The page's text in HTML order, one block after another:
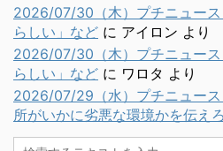
2026/07/30（木）プチニュース
らしい」など に アイロン より
2026/07/30（木）プチニュース
らしい」など に ワロタ より
2026/07/29（水）プチニュー
所がいかに劣悪な環境かを伝え